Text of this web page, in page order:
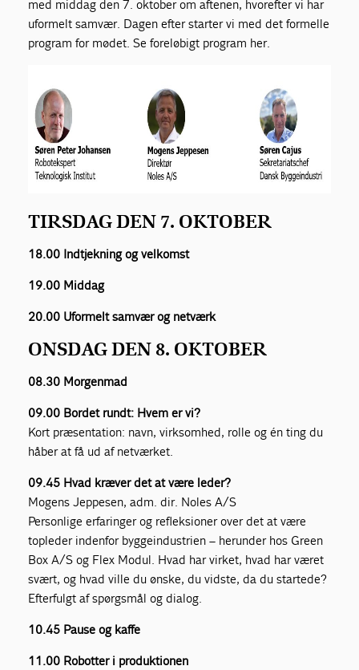
med middag den 7. oktober om aftenen, hvorefter vi har
uformelt samvær. Dagen efter starter vi med det formelle
program for mødet. Se foreløbigt program her.
TIRSDAG DEN 7. OKTOBER
18.00 Indtjekning og velkomst
19.00 Middag
20.00 Uformelt samvær og netværk
ONSDAG DEN 8. OKTOBER
08.30 Morgenmad
09.00 Bordet rundt: Hvem er vi?
Kort præsentation: navn, virksomhed, rolle og én ting du
håber at få ud af netværket.
09.45 Hvad kræver det at være leder?
Mogens Jeppesen, adm. dir. Noles A/S
Personlige erfaringer og refleksioner over det at være
topleder indenfor byggeindustrien – herunder hos Green
Box A/S og Flex Modul. Hvad har virket, hvad har været
svært, og hvad ville du ønske, du vidste, da du startede?
Efterfulgt af spørgsmål og dialog.
10.45 Pause og kaffe
11.00 Robotter i produktionen